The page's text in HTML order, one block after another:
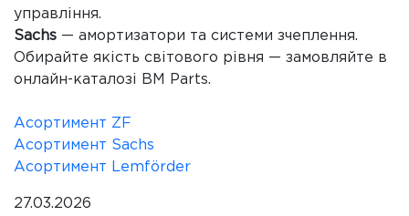
управління.
Sachs — амортизатори та системи зчеплення.
Обирайте якість світового рівня — замовляйте в
онлайн-каталозі BM Parts.
Асортимент ZF
Асортимент Sachs
Асортимент Lemförder
27.03.2026